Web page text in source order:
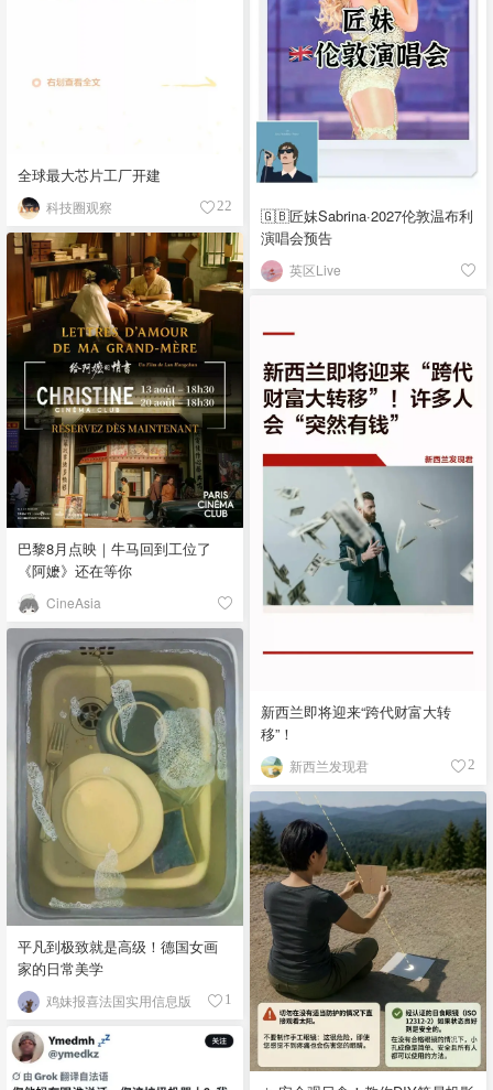
全球最大芯片工厂开建
科技圈观察 22
🇬🇧匠妹Sabrina·2027伦敦温布利
演唱会预告
英区Live
巴黎8月点映｜牛马回到工位了
《阿嬷》还在等你
CineAsia
新西兰即将迎来“跨代财富大转
移”！
新西兰发现君 2
平凡到极致就是高级！德国女画
家的日常美学
鸡妹报喜法国实用信息版 1